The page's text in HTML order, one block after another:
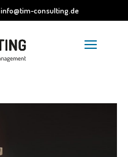
info@tim-consulting.de